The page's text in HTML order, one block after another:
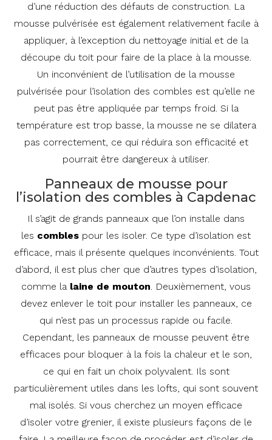
d’une réduction des défauts de construction. La
mousse pulvérisée est également relativement facile à
appliquer, à l’exception du nettoyage initial et de la
découpe du toit pour faire de la place à la mousse.
Un inconvénient de l’utilisation de la mousse
pulvérisée pour l’isolation des combles est qu’elle ne
peut pas être appliquée par temps froid. Si la
température est trop basse, la mousse ne se dilatera
pas correctement, ce qui réduira son efficacité et
pourrait être dangereux à utiliser.
Panneaux de mousse pour
l’isolation des combles à Capdenac
Il s’agit de grands panneaux que l’on installe dans
les combles pour les isoler. Ce type d’isolation est
efficace, mais il présente quelques inconvénients. Tout
d’abord, il est plus cher que d’autres types d’isolation,
comme la laine de mouton. Deuxièmement, vous
devez enlever le toit pour installer les panneaux, ce
qui n’est pas un processus rapide ou facile.
Cependant, les panneaux de mousse peuvent être
efficaces pour bloquer à la fois la chaleur et le son,
ce qui en fait un choix polyvalent. Ils sont
particulièrement utiles dans les lofts, qui sont souvent
mal isolés. Si vous cherchez un moyen efficace
d’isoler votre grenier, il existe plusieurs façons de le